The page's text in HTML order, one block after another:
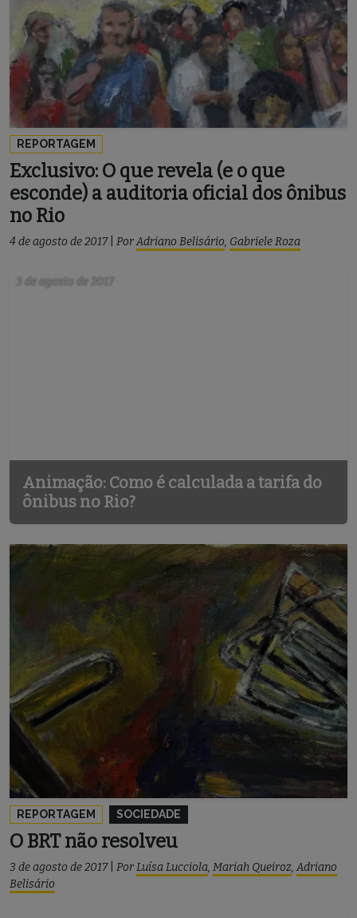
REPORTAGEM
Exclusivo: O que revela (e o que
esconde) a auditoria oficial dos ônibus
no Rio
4 de agosto de 2017 PorAdriano Belisário, Gabriele Roza
3 de agosto de 2017
Animação: Como é calculada a tarifa do
ônibus no Rio?
REPORTAGEM SOCIEDADE
O BRT não resolveu
3 de agosto de 2017 PorLuísa Lucciola, Mariah Queiroz,Adriano
Belisário